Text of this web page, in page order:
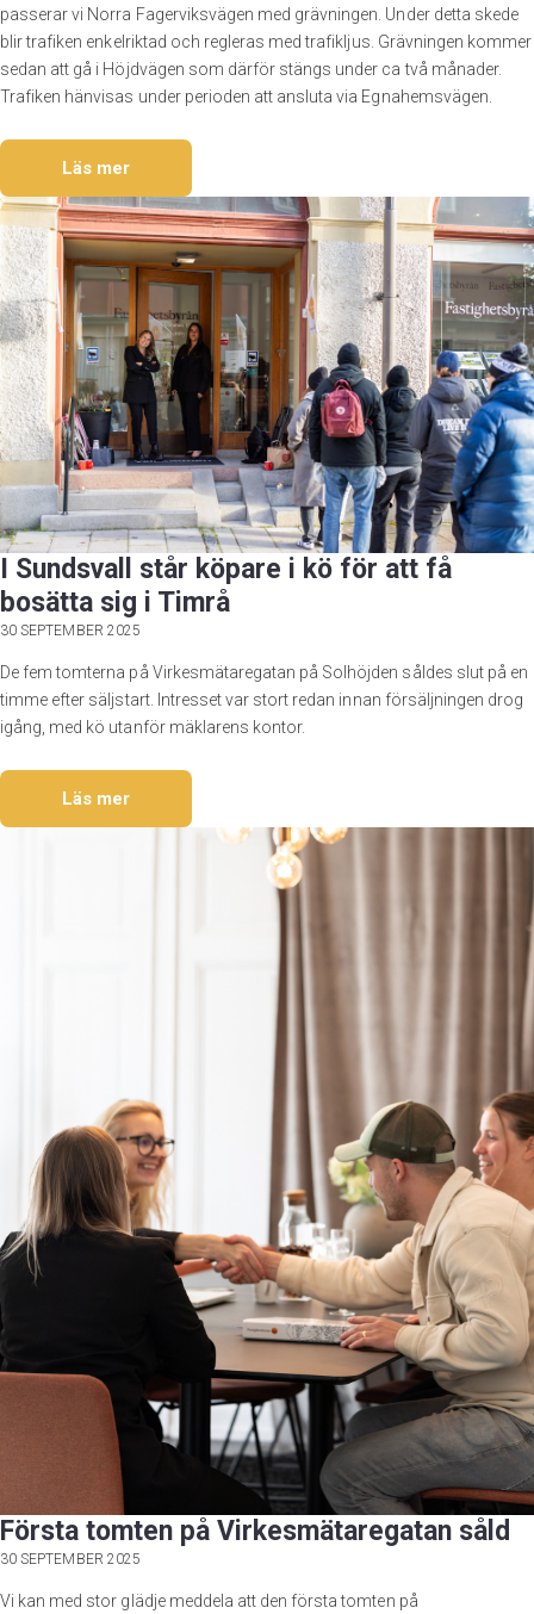
passerar vi Norra Fagerviksvägen med grävningen. Under detta skede
blir trafiken enkelriktad och regleras med trafikljus. Grävningen kommer
sedan att gå i Höjdvägen som därför stängs under ca två månader.
Trafiken hänvisas under perioden att ansluta via Egnahemsvägen.
Läs mer
I Sundsvall står köpare i kö för att få
bosätta sig i Timrå
30 SEPTEMBER 2025
De fem tomterna på Virkesmätaregatan på Solhöjden såldes slut på en
timme efter säljstart. Intresset var stort redan innan försäljningen drog
igång, med kö utanför mäklarens kontor.
Läs mer
Första tomten på Virkesmätaregatan såld
30 SEPTEMBER 2025
Vi kan med stor glädje meddela att den första tomten på